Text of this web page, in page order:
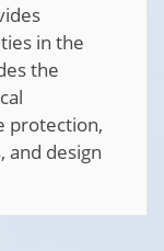
in the
the
protection,
and design